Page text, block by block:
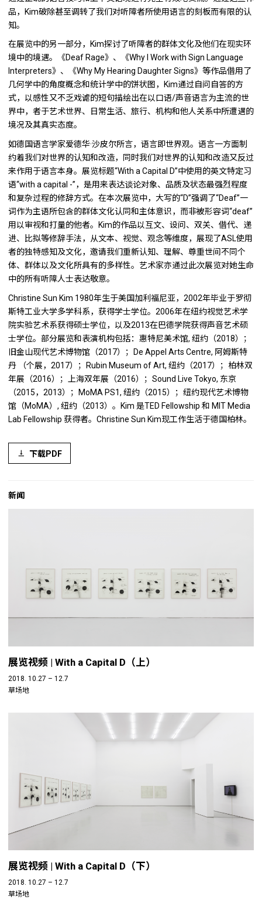
品，Kim破除甚至调转了我们对听障者所使用语言的刻板而有限的认
知。
在展览中的另一部分，Kim探讨了听障者的群体文化及他们在现实环
境中的境遇。《Deaf Rage》、《Why I Work with Sign Language
Interpreters》、《Why My Hearing Daughter Signs》等作品借用了
几何学中的角度概念和统计学中的饼状图，Kim通过自问自答的方
式，以感性又不乏戏谑的短句描绘出在以口语/声音语言为主流的世
界中，者于艺术世界、日常生活、旅行、机构和他人关系中所遭遇的
境况及其真实态度。
如德国语言学家爱德华·沙皮尔所言，语言即世界观。语言一方面制
约着我们对世界的认知和改造，同时我们对世界的认知和改造又反过
来作用于语言本身。展览标题“With a Capital D”中使用的英文特定习
语“with a capital -”，是用来表达谈论对象、品质及状态最强烈程度
和复杂过程的修辞方式。在本次展览中，大写的“D”强调了“Deaf”一
词作为主语所包含的群体文化认同和主体意识，而非被形容词“deaf”
用以审视和打量的他者。Kim的作品以互文、设问、双关、借代、递
进、比拟等修辞手法，从文本、视觉、观念等维度，展现了ASL使用
者的独特感知及文化，邀请我们重新认知、理解、尊重世间不同个
体、群体以及文化所具有的多样性。艺术家亦通过此次展览对她生命
中的所有听障人士表达敬意。
Christine Sun Kim 1980年生于美国加利福尼亚，2002年毕业于罗彻
斯特工业大学多学科系，获得学士学位。2006年在纽约视觉艺术学
院实验艺术系获得硕士学位，以及2013在巴德学院获得声音艺术硕
士学位。部分展览和表演机构包括：惠特尼美术馆, 纽约（2018）；
旧金山现代艺术博物馆（2017）；De Appel Arts Centre, 阿姆斯特
丹 （个展，2017）；Rubin Museum of Art, 纽约（2017）；柏林双
年展（2016）；上海双年展（2016）；Sound Live Tokyo, 东京
（2015，2013）；MoMA PS1, 纽约（2015）；纽约现代艺术博物
馆（MoMA）, 纽约（2013）。Kim 是TED Fellowship 和 MIT Media
Lab Fellowship 获得者。Christine Sun Kim现工作生活于德国柏林。
下载PDF
新闻
展览视频 | With a Capital D（上）
2018. 10.27 – 12.7
草场地
展览视频 | With a Capital D（下）
2018. 10.27 – 12.7
草场地